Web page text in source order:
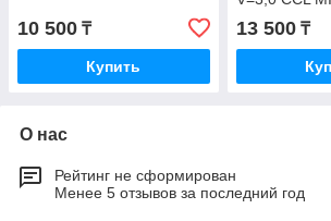
10 500 ₸
Купить
13 500₸
О нас
Рейтинг не сформирован
Менее 5 отзывов за последний год